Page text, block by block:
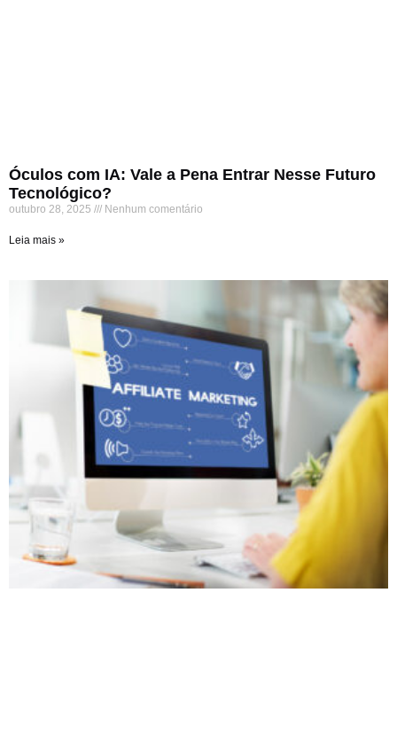
Óculos com IA: Vale a Pena Entrar Nesse Futuro
Tecnológico?
outubro 28, 2025 Nenhum comentário
Leia mais »